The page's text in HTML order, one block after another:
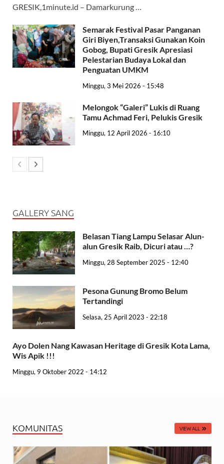
GRESIK,1minute.id – Damarkurung …
Semarak Festival Pasar Panganan
Giri Biyen,Transaksi Gunakan Koin
Gobog, Bupati Gresik Apresiasi
Pelestarian Budaya Lokal dan
Penguatan UMKM
Minggu, 3 Mei 2026 - 15:48
Melongok “Galeri” Lukis di Ruang
Tamu Achmad Feri, Pelukis Gresik
Minggu, 12 April 2026 - 16:10
GALLERY SANG
Belasan Tiang Lampu Selasar Alun-
alun Gresik Raib, Dicuri atau …?
Minggu, 28 September 2025 - 12:40
Pesona Gunung Bromo Belum
Tertandingi
Selasa, 25 April 2023 - 22:18
Ayo Dolen Nang Kawasan Heritage di Gresik Kota Lama,
Wis Apik !!!
Minggu, 9 Oktober 2022 - 14:12
KOMUNITAS VIEW ALL